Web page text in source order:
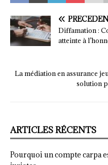
Diffamation :
atteinte à
La médiation en assurance
solution
ARTICLES RÉCENTS
Pourquoi un compte carpa